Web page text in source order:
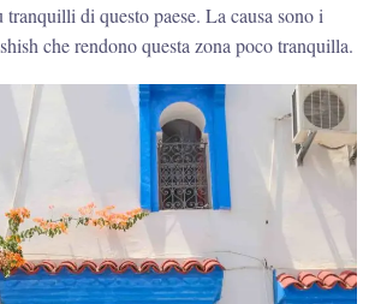
di questo paese. La causa sono i
che rendono questa zona poco tranquilla.